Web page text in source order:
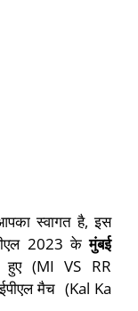
स्वागत है, इस
2023 केमुंबई
(MI VS RR
मैच (Kal Ka